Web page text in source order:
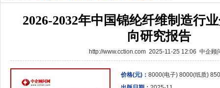
2026-2032年中国锦纶纤维制造行
向研究报告
http://www.cction.com 2025-11-25 12:06 中企顾
价格(元)： 8000(电子) 8000(纸质)